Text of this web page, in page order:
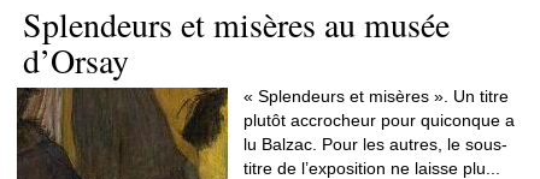
Splendeurs et misères au musée
d’Orsay
« Splendeurs et misères ». Un titre
plutôt accrocheur pour quiconque a
lu Balzac. Pour les autres, le sous-
titre de l’exposition ne laisse plu...